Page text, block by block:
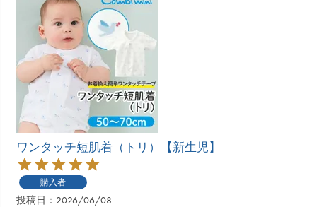
ワンタッチ短肌着（トリ）【新生児】
購入者
投稿日 2026/06/08